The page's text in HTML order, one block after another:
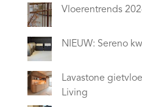
Vloerentrends
NIEUW: Sereno
Lavastone
Living